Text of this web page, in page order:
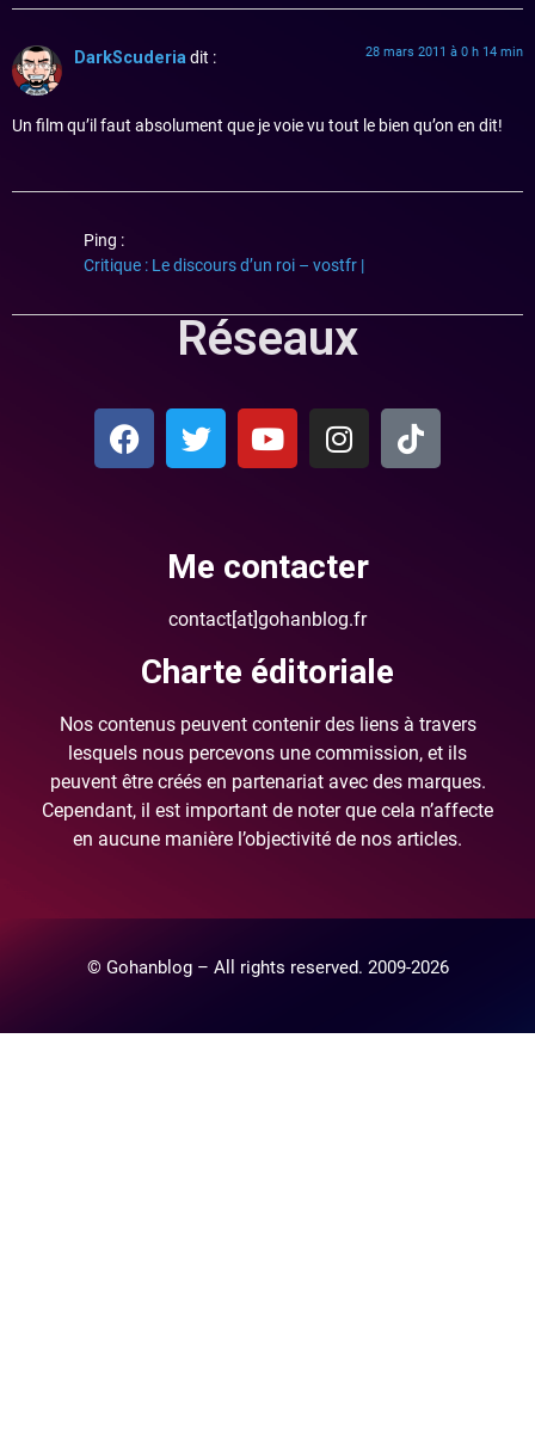
DarkScuderiadit : 28 mars 2011 à 0 h 14 min
Un film qu’il faut absolument que je voie vu tout le bien qu’on en dit!
Ping :
Critique : Le discours d’un roi – vostfr |
Réseaux
Me contacter
contact[at]gohanblog.fr
Charte éditoriale
Nos contenus peuvent contenir des liens à travers
lesquels nous percevons une commission, et ils
peuvent être créés en partenariat avec des marques.
Cependant, il est important de noter que cela n’affecte
en aucune manière l’objectivité de nos articles.
© Gohanblog – All rights reserved. 2009-2026